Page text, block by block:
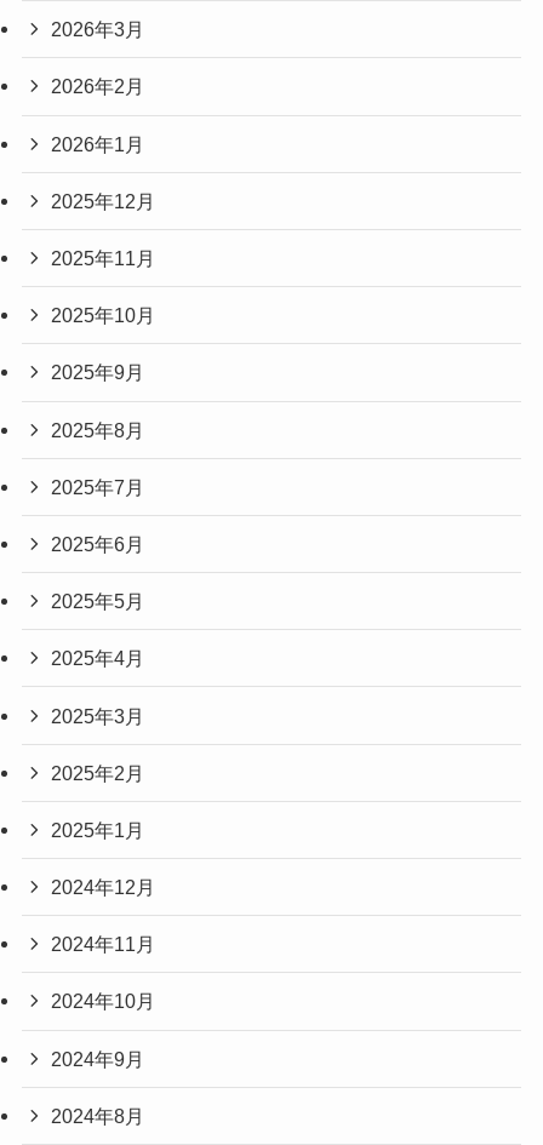
2026年3月
2026年2月
2026年1月
2025年12月
2025年11月
2025年10月
2025年9月
2025年8月
2025年7月
2025年6月
2025年5月
2025年4月
2025年3月
2025年2月
2025年1月
2024年12月
2024年11月
2024年10月
2024年9月
2024年8月